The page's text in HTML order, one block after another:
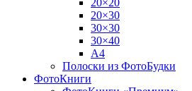
20×30
30×30
30×40
A4
Полоски из ФотоБудки
ФотоКниги